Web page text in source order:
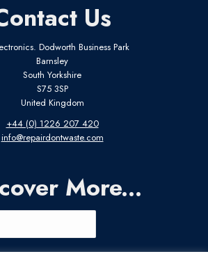
Us
Dodworth Business Park
Barnsley
South Yorkshire
S75 3SP
United Kingdom
+44 (0) 1226 207 420
info@repairdontwaste.com
More...